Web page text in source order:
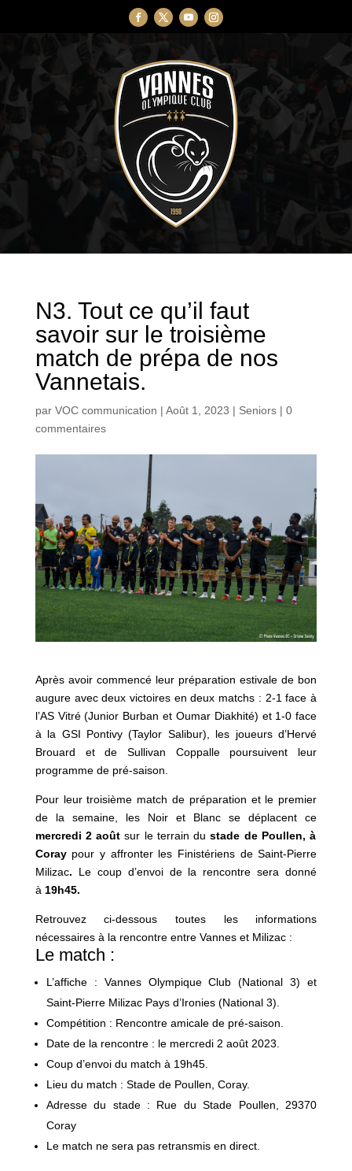
N3. Tout ce qu’il faut
savoir sur le troisième
match de prépa de nos
Vannetais.
par VOC communication | Août 1, 2023 | Seniors| 0
commentaires
Après avoir commencé leur préparation estivale de bon
augure avec deux victoires en deux matchs : 2-1 face à
l’AS Vitré (Junior Burban et Oumar Diakhité) et 1-0 face
à la GSI Pontivy (Taylor Salibur), les joueurs d’Hervé
Brouard et de Sullivan Coppalle poursuivent leur
programme de pré-saison.
Pour leur troisième match de préparation et le premier
de la semaine, les Noir et Blanc se déplacent ce
mercredi 2 août sur le terrain dustade de Poullen, à
Coraypour y affronter les Finistériens de Saint-Pierre
Milizac. Le coup d’envoi de la rencontre sera donné
à19h45.
Retrouvez ci-dessous toutes les informations
nécessaires à la rencontre entre Vannes et Milizac :
Le match :
L’affiche : Vannes Olympique Club (National 3) et
Saint-Pierre Milizac Pays d’Ironies (National 3).
Compétition : Rencontre amicale de pré-saison.
Date de la rencontre : le mercredi 2 août 2023.
Coup d’envoi du match à 19h45.
Lieu du match : Stade de Poullen, Coray.
Adresse du stade : Rue du Stade Poullen, 29370
Coray
Le match ne sera pas retransmis en direct.